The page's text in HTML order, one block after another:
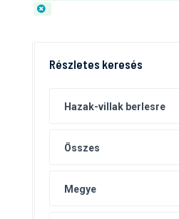
Részletes keresés
Hazak-villak berlesre
Összes
Megye